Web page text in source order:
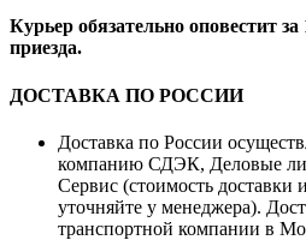
Курьер обязательно оповестит за
приезда.
ДОСТАВКА ПО РОССИИ
Доставка по России
компанию СДЭК, Деловые
Сервис (стоимость доставки
уточняйте у менеджера).
транспортной компании в